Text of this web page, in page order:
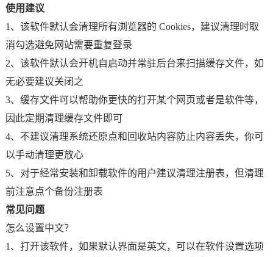
使用建议
1、该软件默认会清理所有浏览器的 Cookies，建议清理时取
消勾选避免网站需要重复登录
2、该软件默认会开机自启动并常驻后台来扫描缓存文件，如
无必要建议关闭之
3、缓存文件可以帮助你更快的打开某个网页或者是软件等，
因此定期清理缓存文件即可
4、不建议清理系统还原点和回收站内容防止内容丢失，你可
以手动清理更放心
5、对于经常安装和卸载软件的用户建议清理注册表，但清理
前注意点个备份注册表
常见问题
怎么设置中文？
1、打开该软件，如果默认界面是英文，可以在软件设置选项